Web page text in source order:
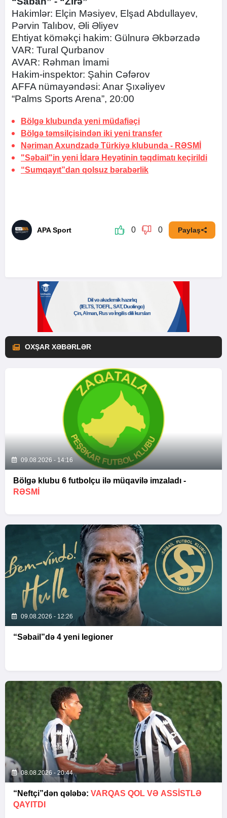
Hakimlər: Elçin Məsiyev, Elşad Abdullayev,
Pərvin Talıbov, Əli Əliyev
Ehtiyat köməkçi hakim: Gülnurə Əkbərzadə
VAR: Tural Qurbanov
AVAR: Rəhman İmami
Hakim-inspektor: Şahin Cəfərov
AFFA nümayəndəsi: Anar Şıxəliyev
“Palms Sports Arena”, 20:00
Bölgə klubunda yeni müdafiəçi
Bölgə təmsilçisindən iki yeni transfer
Nəriman Axundzadə Türkiyə klubunda - RƏSMİ
"Səbail"in yeni İdarə Heyətinin təqdimatı keçirildi
“Sumqayıt”dan qolsuz bərabərlik
APA Sport 0 0 Paylaş
OXŞAR XƏBƏRLƏR
09.08.2026 - 14:16
Bölgə klubu 6 futbolçu ilə müqavilə imzaladı -
RƏSMİ
09.08.2026 - 12:26
“Səbail”də 4 yeni legioner
08.08.2026 - 20:44
“Neftçi”dən qələbə: VARQAS QOL VƏ ASSİSTLƏ
QAYITDI